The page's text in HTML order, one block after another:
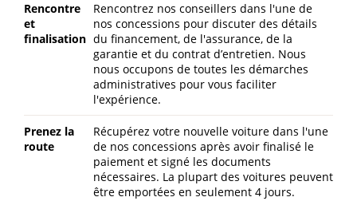
Rencontre
et
finalisation
Rencontrez nos conseillers dans l'une de
nos concessions pour discuter des détails
du financement, de l'assurance, de la
garantie et du contrat d’entretien. Nous
nous occupons de toutes les démarches
administratives pour vous faciliter
l'expérience.
Prenez la
route
Récupérez votre nouvelle voiture dans l'une
de nos concessions après avoir finalisé le
paiement et signé les documents
nécessaires. La plupart des voitures peuvent
être emportées en seulement 4 jours.